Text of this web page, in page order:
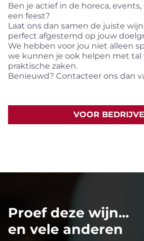
Ben je actief in de horeca, events,
een feest?
Laat ons dan samen de juiste
perfect afgestemd op jouw
We hebben voor jou niet alleen
we kunnen je ook helpen met tal
praktische zaken.
Benieuwd? Contacteer ons dan
VOOR
Proef deze wijn...
en vele anderen